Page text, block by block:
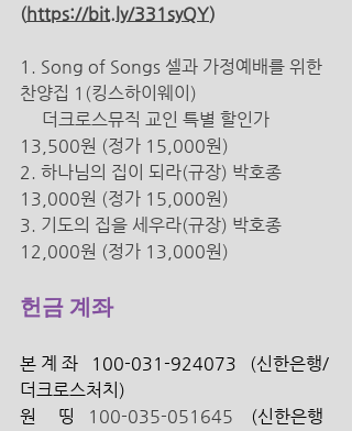
(https://bit.ly/331syQY)
1. Song of Songs 셀과 가정예배를 위한
찬양집 1(킹스하이웨이)
더크로스뮤직 교인 특별 할인가
13,500원 (정가 15,000원)
2. 하나님의 집이 되라(규장) 박호종
13,000원 (정가 15,000원)
3. 기도의 집을 세우라(규장) 박호종
12,000원 (정가 13,000원)
헌금 계좌
본 계 좌   100-031-924073   (신한은행/
더크로스처치)
원     띵
100-035-051645
   (신한은행